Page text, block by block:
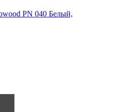
PN 040 Белый,